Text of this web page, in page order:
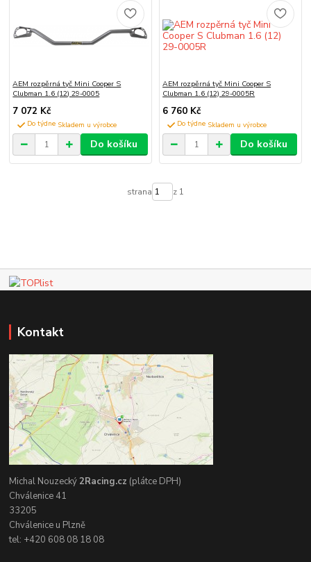
AEM rozpěrná tyč Mini Cooper S
Clubman 1.6 (12) 29-0005
7 072 Kč
Do týdne
Do košíku
AEM rozpěrná tyč Mini Cooper S
Clubman 1.6 (12) 29-0005R
6 760 Kč
Do týdne
Do košíku
strana z 1
Kontakt
Michal Nouzecký2Racing.cz (plátce DPH)
Chválenice 41
33205
Chválenice u Plzně
tel: +420 608 08 18 08